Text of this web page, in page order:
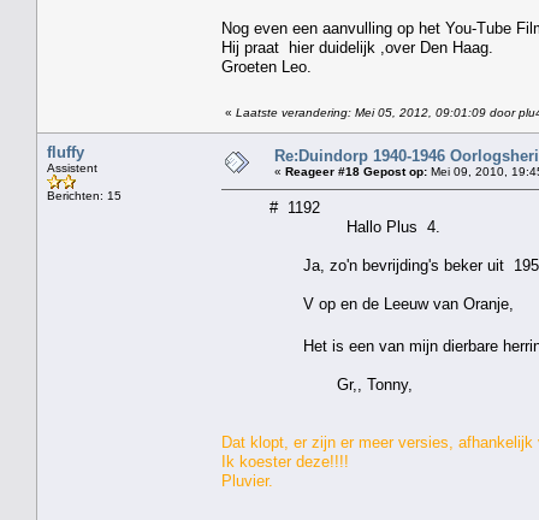
Nog even een aanvulling op het You-Tube
Hij praat hier duidelijk ,over Den Haag.
Groeten Leo.
« Laatste verandering: Mei 05, 2012, 09:01:09 door
fluffy
Assistent
Berichten: 15
Re:Duindorp 1940-1946
« Reageer #18 Gepost op: Mei 09, 2010,
# 1192
Hallo Plus 4.
Ja, zo'n bevrijding's beker uit 1955
V op en de Leeuw van Oranje,
Het is een van mijn dierbare
Gr,, Tonny,
Dat klopt, er zijn er meer versies,
Ik koester deze!!!!
Pluvier.